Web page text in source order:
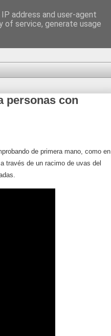
personas con
de primera mano, como en
través de un racimo de uvas del
address and user-agent
of service, generate usage